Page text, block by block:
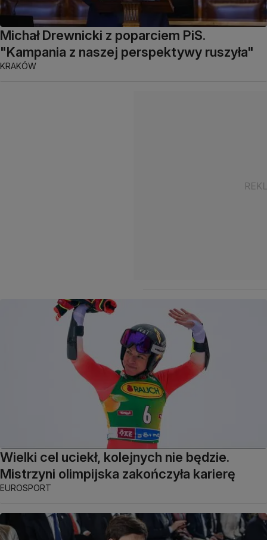
Michał Drewnicki z poparciem PiS.
"Kampania z naszej perspektywy ruszyła"
KRAKÓW
Wielki cel uciekł, kolejnych nie będzie.
Mistrzyni olimpijska zakończyła karierę
EUROSPORT